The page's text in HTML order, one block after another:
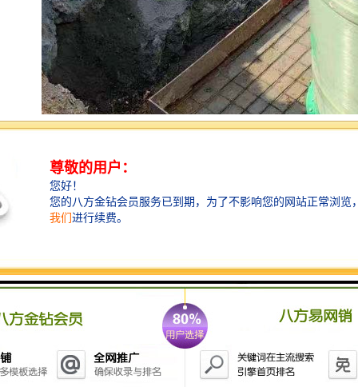
玻璃钢一体化泵站工艺方案及安装——技术参数